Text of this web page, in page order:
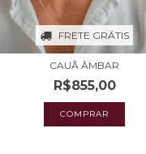
FRETE GRÁTIS
CAUÃ ÂMBAR
R$855,00